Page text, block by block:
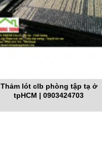
Thảm lót clb phòng tập tạ ở
tpHCM | 0903424703